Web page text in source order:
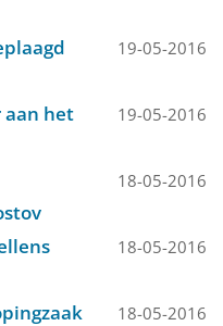
19-05-2016
aan het
19-05-2016
18-05-2016
18-05-2016
18-05-2016